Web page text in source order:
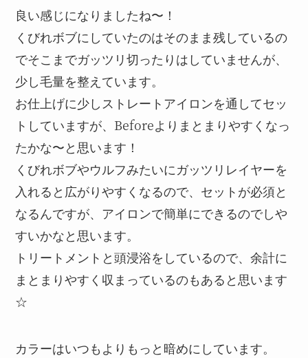
良い感じになりましたね〜！
くびれボブにしていたのはそのまま残しているの
でそこまでガッツリ切ったりはしていませんが、
少し毛量を整えています。
お仕上げに少しストレートアイロンを通してセッ
トしていますが、Beforeよりまとまりやすくなっ
たかな〜と思います！
くびれボブやウルフみたいにガッツリレイヤーを
入れると広がりやすくなるので、セットが必須と
なるんですが、アイロンで簡単にできるのでしや
すいかなと思います。
トリートメントと頭浸浴をしているので、余計に
まとまりやすく収まっているのもあると思います
☆
カラーはいつもよりもっと暗めにしています。